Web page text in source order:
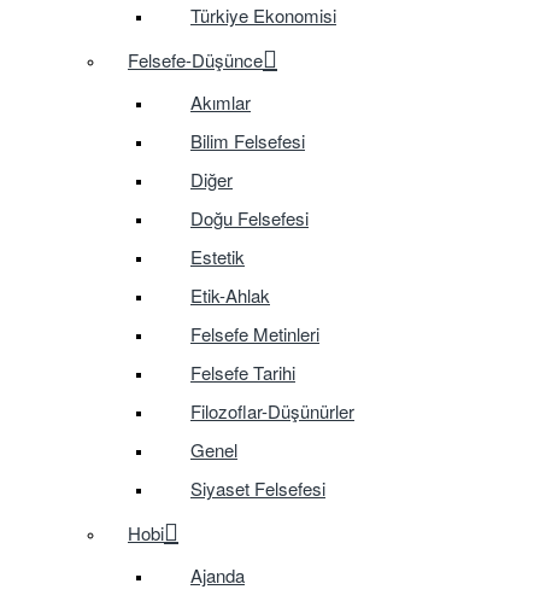
Türkiye Ekonomisi
Felsefe-Düşünce
Akımlar
Bilim Felsefesi
Diğer
Doğu Felsefesi
Estetik
Etik-Ahlak
Felsefe Metinleri
Felsefe Tarihi
Filozoflar-Düşünürler
Genel
Siyaset Felsefesi
Hobi
Ajanda